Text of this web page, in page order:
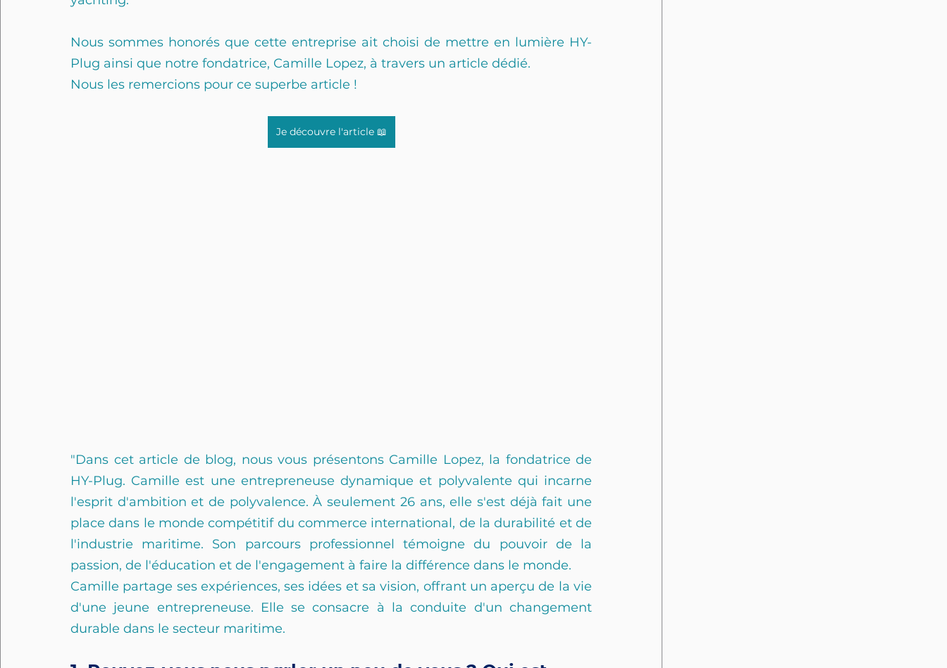
Nous sommes honorés que cette entreprise ait choisi de mettre en lumière HY-
Plug ainsi que notre fondatrice, Camille Lopez, à travers un article dédié.
Nous les remercions pour ce superbe article !
Je découvre l'article 📖
"Dans cet article de blog, nous vous présentons Camille Lopez, la fondatrice de
HY-Plug. Camille est une entrepreneuse dynamique et polyvalente qui incarne
l'esprit d'ambition et de polyvalence. À seulement 26 ans, elle s'est déjà fait une
place dans le monde compétitif du commerce international, de la durabilité et de
l'industrie maritime. Son parcours professionnel témoigne du pouvoir de la
passion, de l'éducation et de l'engagement à faire la différence dans le monde.
Camille partage ses expériences, ses idées et sa vision, offrant un aperçu de la vie
d'une jeune entrepreneuse. Elle se consacre à la conduite d'un changement
durable dans le secteur maritime.